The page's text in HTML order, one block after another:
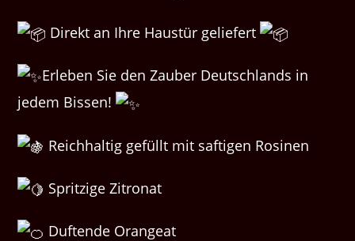
Direkt an Ihre Haustür geliefert
Erleben Sie den Zauber Deutschlands in
jedem Bissen!
Reichhaltig gefüllt mit saftigen Rosinen
Spritzige Zitronat
Duftende Orangeat